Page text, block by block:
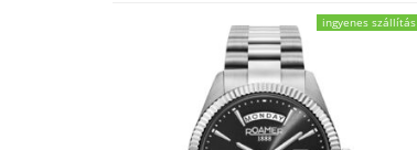
ingyenes szállítás